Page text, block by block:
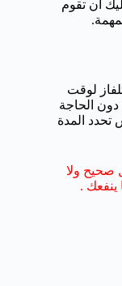
أن تقوم
لوقت
الحاجة
تحدد المدة
صحيح ولا
ينفعك .